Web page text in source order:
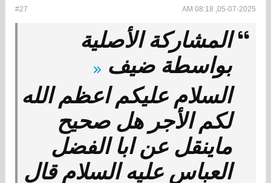
#27 05-07-2025, 08:18 AM
المشاركة الأصلية
بواسطةضيف
السلام عليكم اعظم الله
لكم الأجر هل صحيح
ماينقل عن ابا الفضل
العباس عليه السلام قال